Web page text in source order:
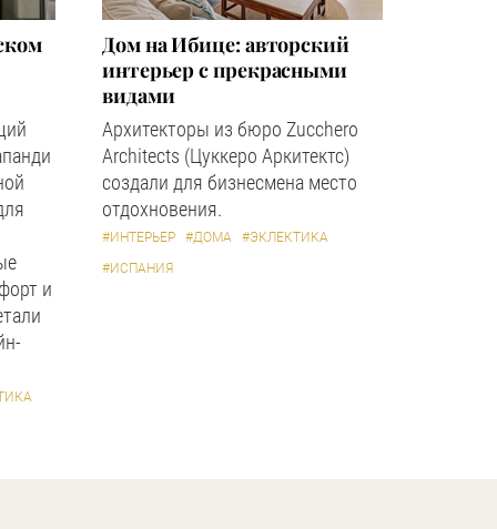
и
Дом на Ибице: авторский
интерьер с прекрасными
видами
Архитекторы из бюро Zucchero
Architects (Цуккеро Аркитектс)
создали для бизнесмена место
отдохновения.
#ИНТЕРЬЕР #ДОМА
#ЭКЛЕКТИКА
#ИСПАНИЯ